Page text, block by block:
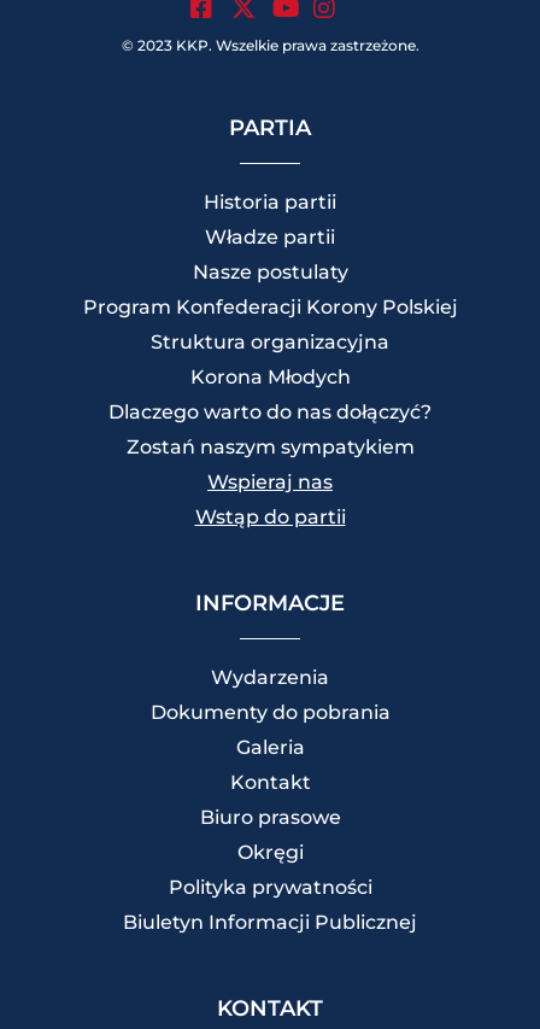
© 2023 KKP. Wszelkie prawa zastrzeżone.
PARTIA
Historia partii
Władze partii
Nasze postulaty
Program Konfederacji Korony Polskiej
Struktura organizacyjna
Korona Młodych
Dlaczego warto do nas dołączyć?
Zostań naszym sympatykiem
Wspieraj nas
Wstąp do partii
INFORMACJE
Wydarzenia
Dokumenty do pobrania
Galeria
Kontakt
Biuro prasowe
Okręgi
Polityka prywatności
Biuletyn Informacji Publicznej
KONTAKT